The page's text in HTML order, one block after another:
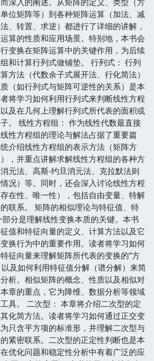
位矩阵等）到各种矩阵运算（加法、减
、转置、求逆）都进行了详细的讲解，
算的性质和应用场景。特别地，本书会
变换在矩阵运算中的关键作用，为后续
和计算行列式做铺垫。 行列式： 行列
方法（代数余子式展开法、行化简法）
（如行列式与矩阵可逆性的关系）是本
将学习如何利用行列式来判断线性方程
及在几何上理解行列式所代表的面积或
。 线性方程组： 作为线性代数最直接
性方程组的理论与解法占据了重要篇
介绍线性方程组的表示方法（矩阵方
，并重点讲解求解线性方程组的各种方
元法、高斯-约旦消元法、克拉默法则
情况）等。同时，还会深入讨论线性方程
在性、唯一性），包括自由变量、特解
联系。 矩阵的相似理论与特征值、特
分是理解线性变换本质的关键。本书
值和特征向量的定义、计算方法以及它
换行为中的重要作用。读者将学习如何
征向量来理解矩阵所代表的变换的“方
以及如何利用特征值分解（谱分解）来简
析。相似矩阵的概念、性质以及相似对
章的重点，它为降维、数据分析等领域
具。 二次型： 本章将介绍二次型的定
化简方法。读者将学习如何通过正交变
只含平方项的标准形，并理解二次型与
紧密联系。二次型的正定性判断也是本
优化问题和稳定性分析中有着广泛的应